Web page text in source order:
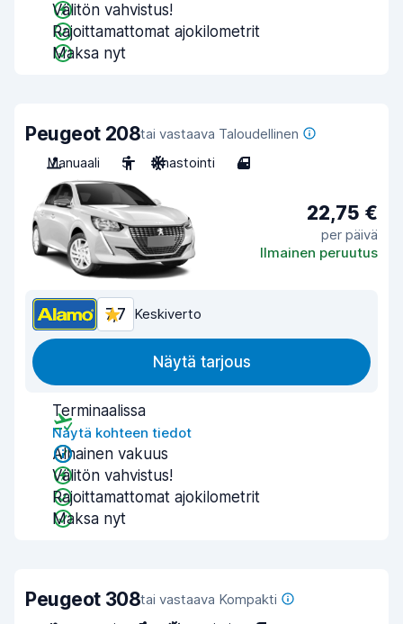
Välitön vahvistus!
Rajoittamattomat ajokilometrit
Maksa nyt
Peugeot 208tai vastaava Taloudellinen
Manuaali
5 Ilmastointi 4
22,75 €
per päivä
Ilmainen peruutus
7,7 Keskiverto
Näytä tarjous
Terminaalissa
Näytä kohteen tiedot
Alhainen vakuus
Välitön vahvistus!
Rajoittamattomat ajokilometrit
Maksa nyt
Peugeot 308tai vastaava Kompakti